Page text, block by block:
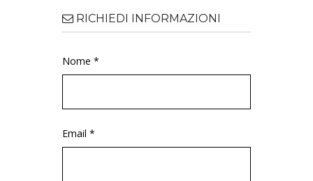
RICHIEDI INFORMAZIONI
Nome *
Email *